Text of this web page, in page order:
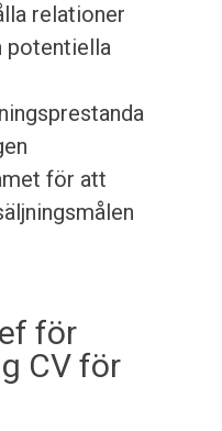
relationer
potentiella
för att
för
CV för